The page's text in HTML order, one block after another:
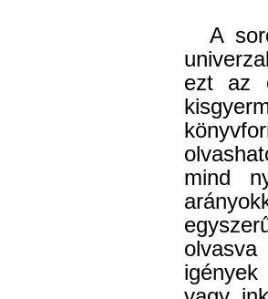
A
ezt az
mind